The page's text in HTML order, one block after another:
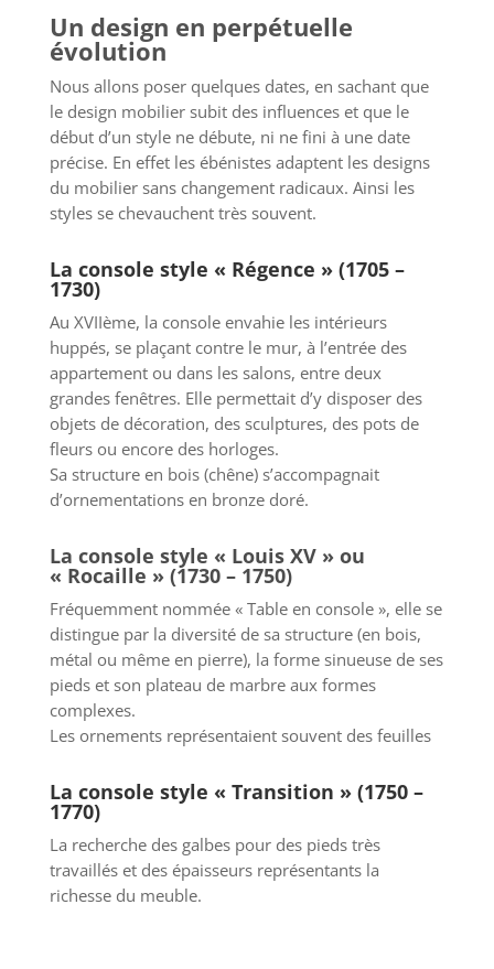
Un design en perpétuelle
évolution
Nous allons poser quelques dates, en sachant que
le design mobilier subit des influences et que le
début d’un style ne débute, ni ne fini à une date
précise. En effet les ébénistes adaptent les designs
du mobilier sans changement radicaux. Ainsi les
styles se chevauchent très souvent.
La console style « Régence » (1705 –
1730)
Au XVIIème, la console envahie les intérieurs
huppés, se plaçant contre le mur, à l’entrée des
appartement ou dans les salons, entre deux
grandes fenêtres. Elle permettait d’y disposer des
objets de décoration, des sculptures, des pots de
fleurs ou encore des horloges.
Sa structure en bois (chêne) s’accompagnait
d’ornementations en bronze doré.
La console style « Louis XV » ou
« Rocaille » (1730 – 1750)
Fréquemment nommée « Table en console », elle se
distingue par la diversité de sa structure (en bois,
métal ou même en pierre), la forme sinueuse de ses
pieds et son plateau de marbre aux formes
complexes.
Les ornements représentaient souvent des feuilles
La console style « Transition » (1750 –
1770)
La recherche des galbes pour des pieds très
travaillés et des épaisseurs représentants la
richesse du meuble.